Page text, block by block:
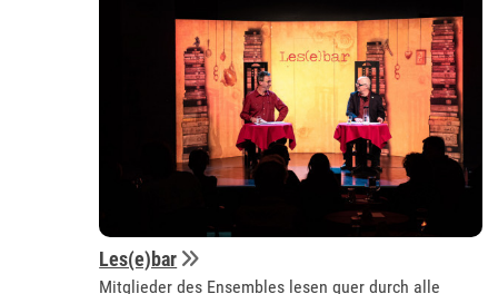
Les(e)bar
Mitglieder des Ensembles lesen quer durch alle